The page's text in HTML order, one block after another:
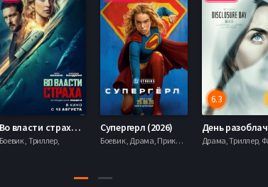
Во власти страха (2026)
Боевик , Триллер,
Супергерл (2026)
Боевик , Драма, Приключения, Фантастика,
6.3